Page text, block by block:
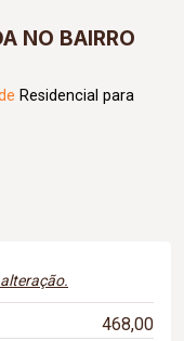
NO BAIRRO
Residencial para
468,00